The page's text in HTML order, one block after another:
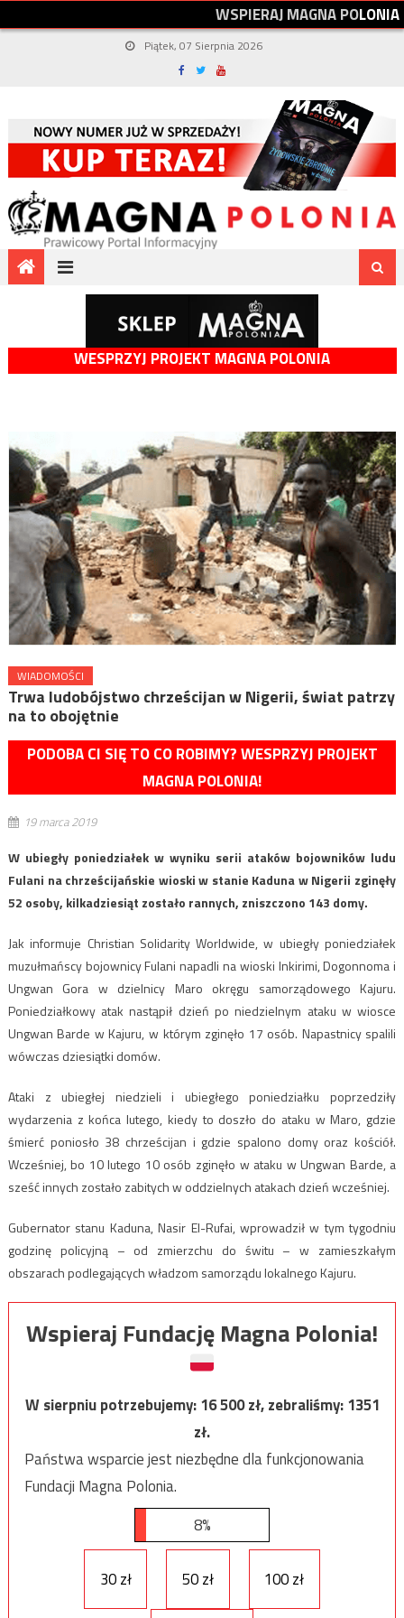
WSPIERAJMAGNAPOLONIA
Piątek, 07 Sierpnia 2026
WESPRZYJ PROJEKT MAGNA POLONIA
WIADOMOŚCI
Trwa ludobójstwo chrześcijan w Nigerii, świat patrzy
na to obojętnie
PODOBA CI SIĘ TO CO ROBIMY? WESPRZYJ PROJEKT
MAGNA POLONIA!
19 marca 2019
W ubiegły poniedziałek w wyniku serii ataków bojowników ludu
Fulani na chrześcijańskie wioski w stanie Kaduna w Nigerii zginęły
52 osoby, kilkadziesiąt zostało rannych, zniszczono 143 domy.
Jak informuje Christian Solidarity Worldwide, w ubiegły poniedziałek
muzułmańscy bojownicy Fulani napadli na wioski Inkirimi, Dogonnoma i
Ungwan Gora w dzielnicy Maro okręgu samorządowego Kajuru.
Poniedziałkowy atak nastąpił dzień po niedzielnym ataku w wiosce
Ungwan Barde w Kajuru, w którym zginęło 17 osób. Napastnicy spalili
wówczas dziesiątki domów.
Ataki z ubiegłej niedzieli i ubiegłego poniedziałku poprzedziły
wydarzenia z końca lutego, kiedy to doszło do ataku w Maro, gdzie
śmierć poniosło 38 chrześcijan i gdzie spalono domy oraz kościół.
Wcześniej, bo 10 lutego 10 osób zginęło w ataku w Ungwan Barde, a
sześć innych zostało zabitych w oddzielnych atakach dzień wcześniej.
Gubernator stanu Kaduna, Nasir El-Rufai, wprowadził w tym tygodniu
godzinę policyjną – od zmierzchu do świtu – w zamieszkałym
obszarach podlegających władzom samorządu lokalnego Kajuru.
Wspieraj Fundację Magna Polonia!
W sierpniu potrzebujemy:16 500zł, zebraliśmy:1351
zł.
Państwa wsparcie jest niezbędne dla funkcjonowania
Fundacji Magna Polonia.
8%
30 zł 50 zł 100 zł